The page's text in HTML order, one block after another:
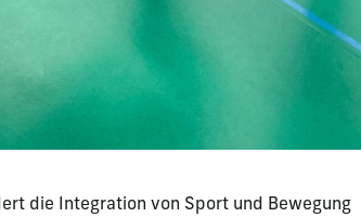
die Integration von Sport und Bewegung